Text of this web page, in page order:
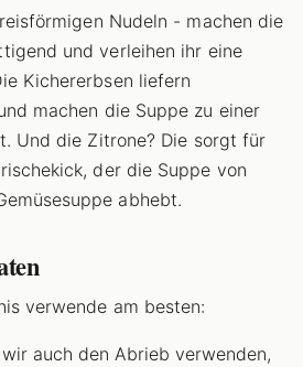
Nudeln - machen die
und verleihen ihr eine
Kichererbsen liefern
machen die Suppe zu einer
Und die Zitrone? Die sorgt für
der die Suppe von
abhebt.
verwende am besten:
wir auch den Abrieb verwenden,